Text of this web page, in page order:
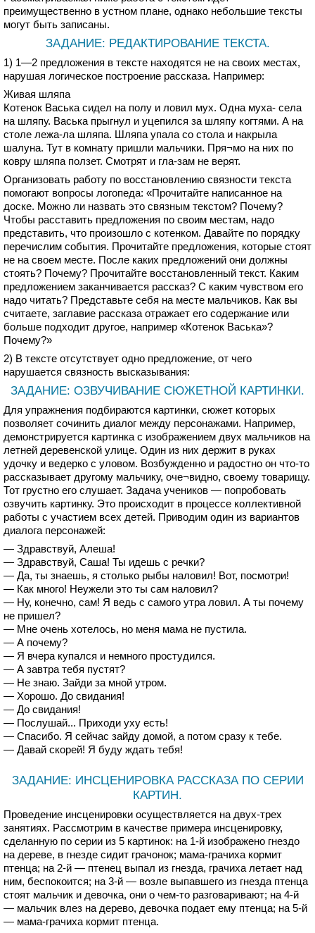
преимущественно в устном плане, однако небольшие тексты
могут быть записаны.
ЗАДАНИЕ: РЕДАКТИРОВАНИЕ ТЕКСТА.
1) 1—2 предложения в тексте находятся не на своих местах,
нарушая логическое построение рассказа. Например:
Живая шляпа
Котенок Васька сидел на полу и ловил мух. Одна муха- села
на шляпу. Васька прыгнул и уцепился за шляпу когтями. А на
столе лежа-ла шляпа. Шляпа упала со стола и накрыла
шалуна. Тут в комнату пришли мальчики. Пря¬мо на них по
ковру шляпа ползет. Смотрят и гла-зам не верят.
Организовать работу по восстановлению связности текста
помогают вопросы логопеда: «Прочитайте написанное на
доске. Можно ли назвать это связным текстом? Почему?
Чтобы расставить предложения по своим местам, надо
представить, что произошло с котенком. Давайте по порядку
перечислим события. Прочитайте предложения, которые стоят
не на своем месте. После каких предложений они должны
стоять? Почему? Прочитайте восстановленный текст. Каким
предложением заканчивается рассказ? С каким чувством его
надо читать? Представьте себя на месте мальчиков. Как вы
считаете, заглавие рассказа отражает его содержание или
больше подходит другое, например «Котенок Васька»?
Почему?»
2) В тексте отсутствует одно предложение, от чего
нарушается связность высказывания:
ЗАДАНИЕ: ОЗВУЧИВАНИЕ СЮЖЕТНОЙ КАРТИНКИ.
Для упражнения подбираются картинки, сюжет которых
позволяет сочинить диалог между персонажами. Например,
демонстрируется картинка с изображением двух мальчиков на
летней деревенской улице. Один из них держит в руках
удочку и ведерко с уловом. Возбужденно и радостно он что-то
рассказывает другому мальчику, оче¬видно, своему товарищу.
Тот грустно его слушает. Задача учеников — попробовать
озвучить картинку. Это происходит в процессе коллективной
работы с участием всех детей. Приводим один из вариантов
диалога персонажей:
— Здравствуй, Алеша!
— Здравствуй, Саша! Ты идешь с речки?
— Да, ты знаешь, я столько рыбы наловил! Вот, посмотри!
— Как много! Неужели это ты сам наловил?
— Ну, конечно, сам! Я ведь с самого утра ловил. А ты почему
не пришел?
— Мне очень хотелось, но меня мама не пустила.
— А почему?
— Я вчера купался и немного простудился.
— А завтра тебя пустят?
— Не знаю. Зайди за мной утром.
— Хорошо. До свидания!
— До свидания!
— Послушай... Приходи уху есть!
— Спасибо. Я сейчас зайду домой, а потом сразу к тебе.
— Давай скорей! Я буду ждать тебя!
ЗАДАНИЕ: ИНСЦЕНИРОВКА РАССКАЗА ПО СЕРИИ
КАРТИН.
Проведение инсценировки осуществляется на двух-трех
занятиях. Рассмотрим в качестве примера инсценировку,
сделанную по серии из 5 картинок: на 1-й изображено гнездо
на дереве, в гнезде сидит грачонок; мама-грачиха кормит
птенца; на 2-й — птенец выпал из гнезда, грачиха летает над
ним, беспокоится; на 3-й — возле выпавшего из гнезда птенца
стоят мальчик и девочка, они о чем-то разговаривают; на 4-й
— мальчик влез на дерево, девочка подает ему птенца; на 5-й
— мама-грачиха кормит птенца.